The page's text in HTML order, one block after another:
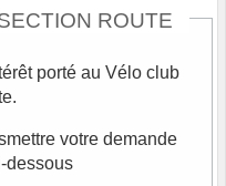
ROUTE
porté au Vélo club
votre demande
dessous